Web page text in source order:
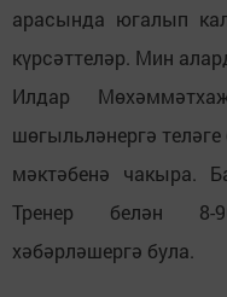
арасында югалып
күрсәттеләр. Мин
Илдар
шөгыльләнергә
мәктәбенә чакыра.
Тренер белән 8-
хәбәрләшергә була.